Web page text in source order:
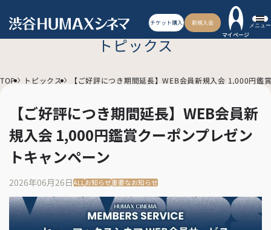
チケット購入
新規入会
マイページ
メニュー
トピックス
TOP トピックス 【ご好評につき期間延長】WEB会員新規入会 1,000円鑑
【ご好評につき期間延長】WEB会員新
規入会 1,000円鑑賞クーポンプレゼン
トキャンペーン
2026年06月26日ALLお知らせ重要なお知らせ